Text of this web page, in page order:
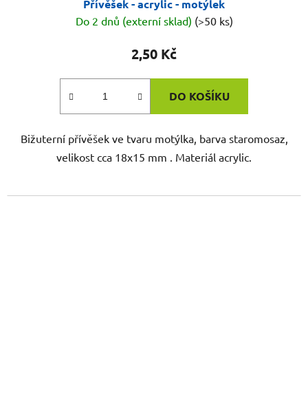
Přívěšek - acrylic - motýlek
Do 2 dnů (externí sklad) (>50 ks)
2,50 Kč
DO KOŠÍKU
Bižuterní přívěšek ve tvaru motýlka, barva staromosaz,
velikost cca 18x15 mm . Materiál acrylic.